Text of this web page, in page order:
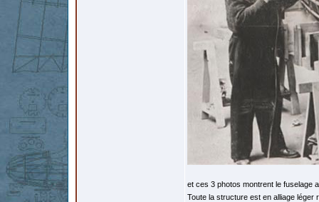
et ces 3 photos montrent le fuselage
Toute la structure est en alliage léger